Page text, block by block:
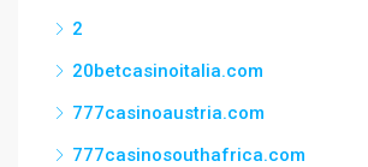
2
20betcasinoitalia.com
777casinoaustria.com
777casinosouthafrica.com